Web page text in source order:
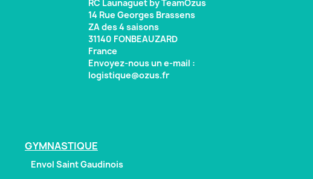
RC Launaguet by TeamOzus
14 Rue Georges Brassens
ZA des 4 saisons
31140 FONBEAUZARD
France
Envoyez-nous un e-mail :
logistique@ozus.fr
GYMNASTIQUE
Envol Saint Gaudinois